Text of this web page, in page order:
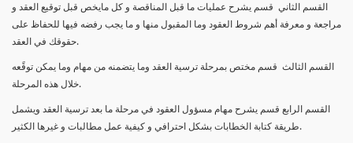
القسم الثاني قسم يشرح عمليات ما قبل المناقصة و كل مايخص قبل توقيع العقد و
مراجعة و معرفة أهم شروط العقود وما المقبول منها و ما يجب رفضه فيها للحفاظ على
حقوقك في العقد.
القسم الثالث قسم مختص بمرحلة ترسية العقد وما يتضمنه من مهام وما يمكن توقًعه
خلال هذه المرحلة.
القسم الرابع قسم يشرح مهام مسؤول العقود في مرحلة ما بعد ترسية العقد ويشمل
طريقة كتابة الخطابات بشكل احترافي و كيفية عمل مطالبات و غيرها الكثير.